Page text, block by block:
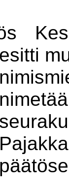
esitti